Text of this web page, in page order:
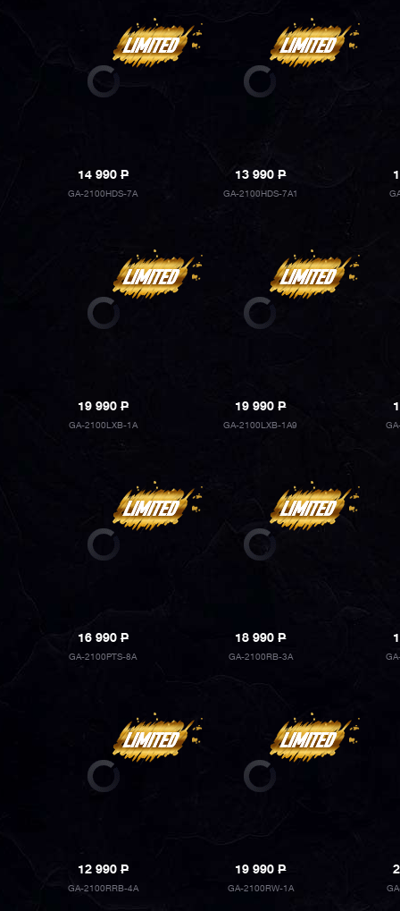
14 990P
GA-2100HDS-7A
13 990P
GA-2100HDS-7A1
19 990P
GA-2100LXB-1A
19 990P
GA-2100LXB-1A9
16 990P
GA-2100PTS-8A
18 990P
GA-2100RB-3A
12 990P
GA-2100RRB-4A
19 990P
GA-2100RW-1A